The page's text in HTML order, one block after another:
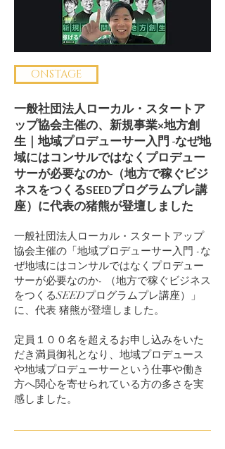
ONSTAGE
一般社団法人ローカル・スタートア
ップ協会主催の、新規事業×地方創
生｜地域プロデューサー入門 -なぜ地
域にはコンサルではなくプロデュー
サーが必要なのか-（地方で稼ぐビジ
ネスをつくるSEEDプログラムプレ講
座）に代表の猪熊が登壇しました
一般社団法人ローカル・スタートアップ
協会主催の「地域プロデューサー入門 -な
ぜ地域にはコンサルではなくプロデュー
サーが必要なのか- （地方で稼ぐビジネス
をつくるSEEDプログラムプレ講座）」
に、代表 猪熊が登壇しました。
定員１００名を超えるお申し込みをいた
だき満員御礼となり、地域プロデュース
や地域プロデューサーという仕事や働き
方へ関心を寄せられている方の多さを実
感しました。